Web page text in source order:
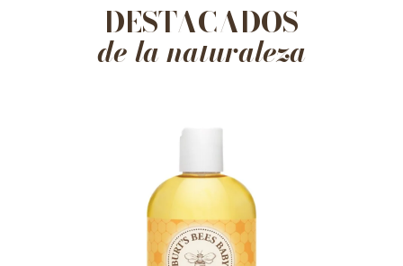
DESTACADOS
de la naturaleza